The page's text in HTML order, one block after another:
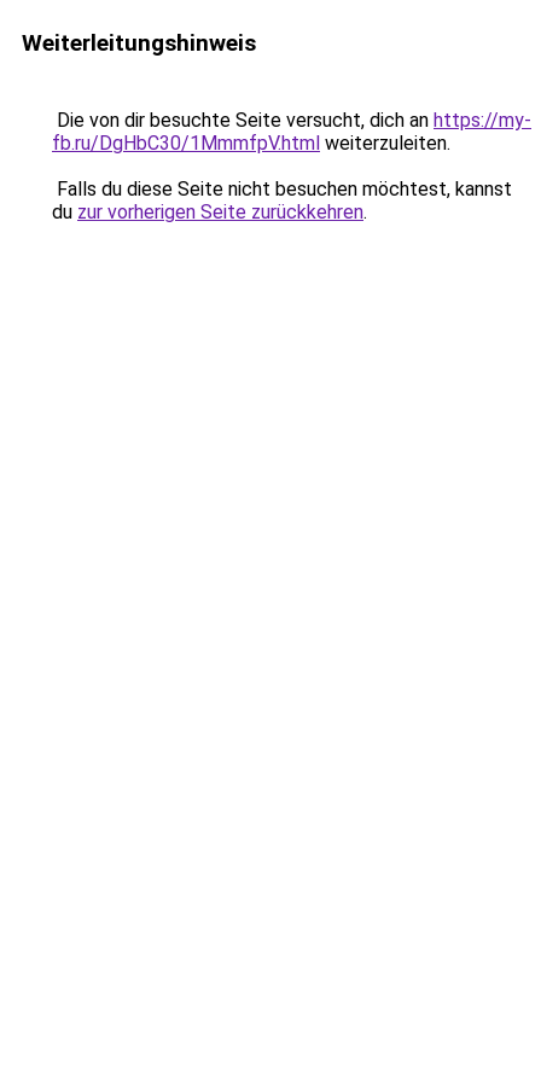
Weiterleitungshinweis
Die von dir besuchte Seite versucht, dich an https://my-
fb.ru/DgHbC30/1MmmfpV.html weiterzuleiten.
Falls du diese Seite nicht besuchen möchtest, kannst
du zur vorherigen Seite zurückkehren.